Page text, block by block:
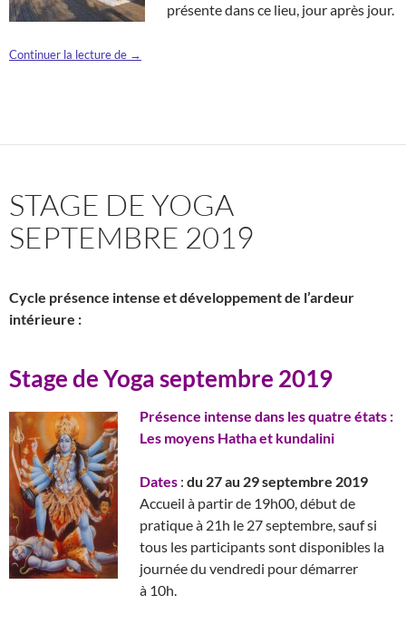
présente dans ce lieu, jour après jour.
Continuer la lecture de →
STAGE DE YOGA
SEPTEMBRE 2019
Cycle présence intense et développement de l’ardeur
intérieure :
Stage de Yoga septembre 2019
Présence intense dans les quatre états :
Les moyens Hatha et kundalini
Dates : du 27 au 29 septembre 2019
Accueil à partir de 19h00, début de
pratique à 21h le 27 septembre, sauf si
tous les participants sont disponibles la
journée du vendredi pour démarrer
à 10h.